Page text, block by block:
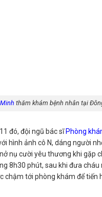
thăm khám bệnh nhân tại
đó, đội ngũ bác sĩPhòng
hình ảnh cô N, dáng người
nụ cười yêu thương khi gặp
8h30 phút, sau khi đưa cháu
chậm tới phòng khám để tiến